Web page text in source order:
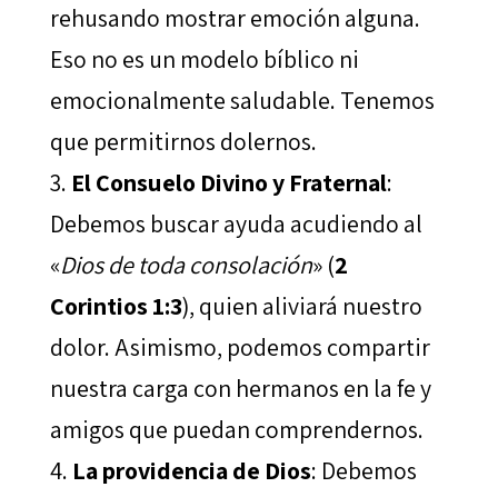
rehusando mostrar emoción alguna.
Eso no es un modelo bíblico ni
emocionalmente saludable. Tenemos
que permitirnos dolernos.
El Consuelo Divino y Fraternal:
Debemos buscar ayuda acudiendo al
«Dios de toda consolación» (2
Corintios 1:3), quien aliviará nuestro
dolor. Asimismo, podemos compartir
nuestra carga con hermanos en la fe y
amigos que puedan comprendernos.
La providencia de Dios: Debemos